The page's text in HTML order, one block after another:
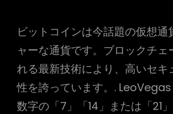
ビットコインは今話題の仮想通
ャーな通貨です。ブロックチ
れる最新技術により、高いセキ
性を誇っています。.
数字の「7」「14」または「21